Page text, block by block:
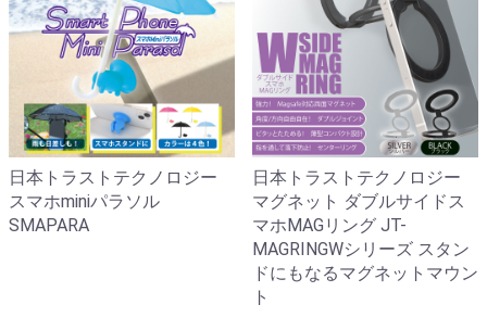
日本トラストテクノロジー
スマホminiパラソル
SMAPARA
日本トラストテクノロジー
マグネット ダブルサイドス
マホMAGリング JT-
MAGRINGWシリーズ スタン
ドにもなるマグネットマウン
ト